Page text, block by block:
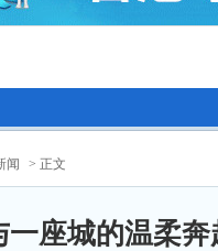
闻 > 正文
座城的温柔奔